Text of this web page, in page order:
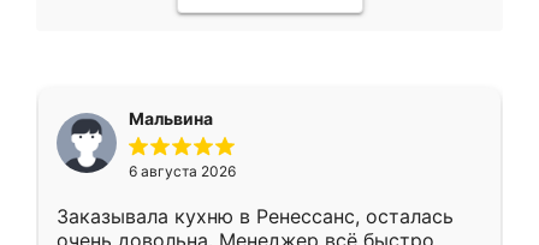
Мальвина
6 августа 2026
Заказывала кухню в Ренессанс, осталась
очень довольна. Менеджер всё быстро